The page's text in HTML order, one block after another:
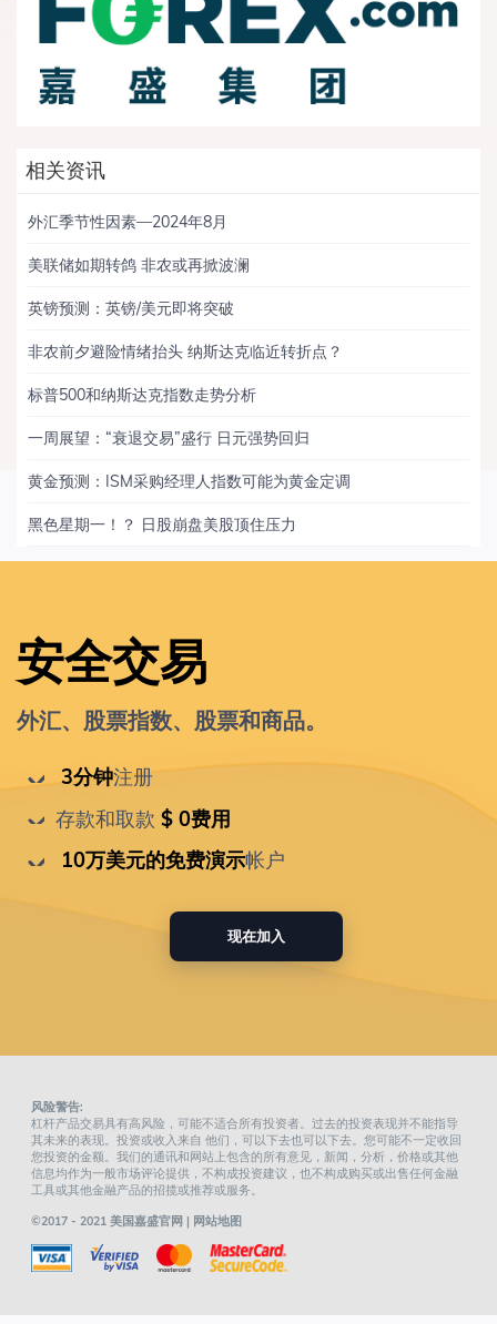
相关资讯
外汇季节性因素—2024年8月
美联储如期转鸽 非农或再掀波澜
英镑预测：英镑/美元即将突破
非农前夕避险情绪抬头 纳斯达克临近转折点？
标普500和纳斯达克指数走势分析
一周展望：“衰退交易”盛行 日元强势回归
黄金预测：ISM采购经理人指数可能为黄金定调
黑色星期一！？ 日股崩盘美股顶住压力
安全交易
外汇、股票指数、股票和商品。
3分钟注册
存款和取款 $ 0费用
10万美元的免费演示帐户
现在加入
风险警告:
杠杆产品交易具有高风险，可能不适合所有投资者。过去的投资表现并不能指导
其未来的表现。投资或收入来自 他们，可以下去也可以下去。您可能不一定收回
您投资的金额。我们的通讯和网站上包含的所有意见，新闻，分析，价格或其他
信息均作为一般市场评论提供，不构成投资建议，也不构成购买或出售任何金融
工具或其他金融产品的招揽或推荐或服务。
©2017 - 2021 美国嘉盛官网 | 网站地图